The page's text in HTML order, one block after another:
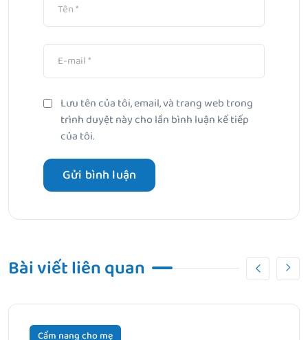
Lưu tên của tôi, email, và trang web trong
trình duyệt này cho lần bình luận kế tiếp
của tôi.
Bài viết liên quan
Cẩm nang cho mẹ